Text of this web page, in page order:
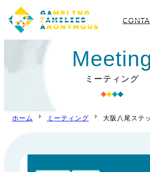
ミーティング
ホーム ミーティング 大阪八尾ステ